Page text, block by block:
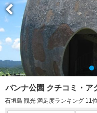
バンナ公園 クチコミ・ア
石垣島 観光 満足度ランキング 11位